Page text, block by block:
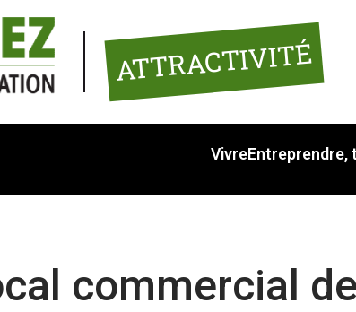
ATTRACTIVITÉ
VivreEntreprendre,
commercial